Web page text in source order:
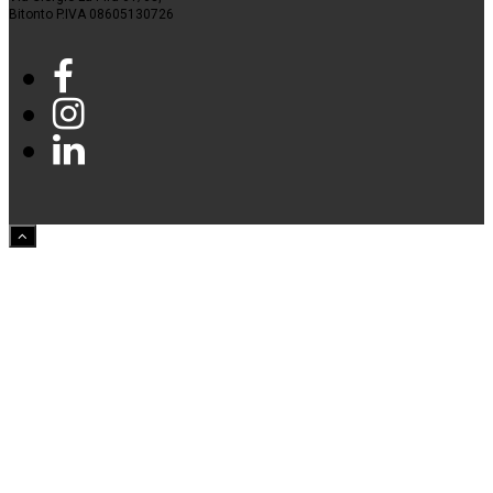
Bitonto P.IVA 08605130726